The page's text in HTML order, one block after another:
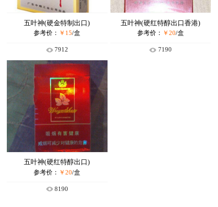
大红鹰
都宝
冬虫夏草
长城
大红鹰
五叶神(硬金特制出口)
参考价： ￥15/盒
7912
五叶神(硬红特醇出口香港)
参考价： ￥20/盒
7190
五叶神(硬红特醇出口)
参考价： ￥20/盒
8190